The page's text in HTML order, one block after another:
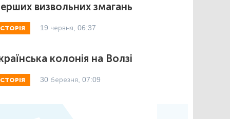
визвольних змагань
19 червня, 06:37
колонія на Волзі
30 березня, 07:09